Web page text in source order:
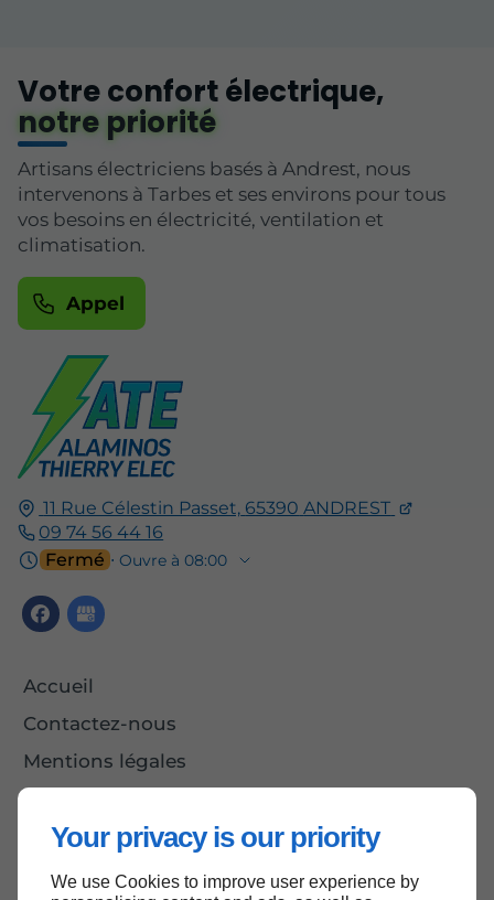
Your privacy is our priority
We use Cookies to improve user experience by
11 Rue Célestin Passet, 65390 ANDREST
09 74 56 44 16
Fermé ⋅ Ouvre à 08:00
Accueil
Contactez-nous
Mentions légales
Votre confort électrique,
notre priorité
Artisans électriciens basés à Andrest, nous
intervenons à Tarbes et ses environs pour tous
vos besoins en électricité, ventilation et
climatisation.
Appel